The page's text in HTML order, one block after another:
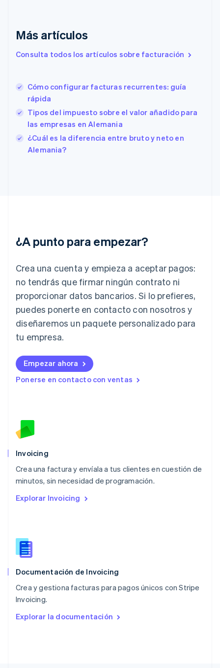
Más artículos
Consulta todos los artículos sobre facturación
Cómo configurar facturas recurrentes: guía
rápida
Tipos del impuesto sobre el valor añadido para
las empresas en Alemania
¿Cuál es la diferencia entre bruto y neto en
Alemania?
¿A punto para empezar?
Crea una cuenta y empieza a aceptar pagos:
no tendrás que firmar ningún contrato ni
proporcionar datos bancarios. Si lo prefieres,
puedes ponerte en contacto con nosotros y
diseñaremos un paquete personalizado para
tu empresa.
Empezar ahora
Ponerse en contacto con ventas
Invoicing
Crea una factura y envíala a tus clientes en cuestión de
minutos, sin necesidad de programación.
Explorar Invoicing
Documentación de Invoicing
Crea y gestiona facturas para pagos únicos con Stripe
Invoicing.
Explorar la documentación
Eslovaquia
Eslovenia
Estados Unidos
EnglishEspañol
Estonia
Finlandia
English Svenska
Francia
English
Irlanda
Italia
ItalianoEnglish
Japón
日本語
Letonia
English
DeutschEnglish
English
Luxemburgo
FrançaisDeutschEnglish
English
México
Noruega
English
Nueva Zelanda
English
NederlandsEnglish
Português
RAE de Hong Kong, China
Reino Unido
República Checa
English
English